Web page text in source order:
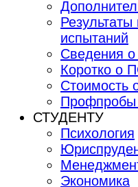
Результаты
испытаний
Сведения о
Коротко о
Стоимость
Профпробы
СТУДЕНТУ
Психология
Экономика